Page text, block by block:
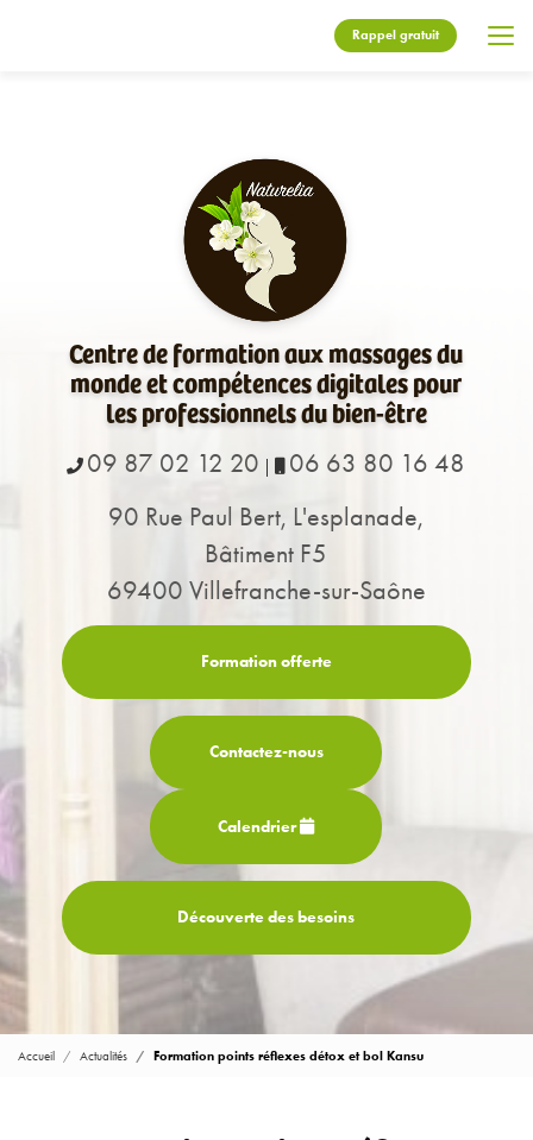
Rappel gratuit
Centre de formation aux massages du
monde et compétences digitales pour
les professionnels du bien-être
09 87 02 12 20
06 63 80 16 48
90 Rue Paul Bert, L'esplanade,
Bâtiment F5
69400 Villefranche-sur-Saône
Formation offerte
Contactez-nous
Calendrier
Découverte des besoins
Accueil Actualités Formation points réflexes détox et bol Kansu